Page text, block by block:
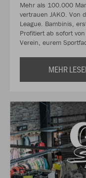
Mehr als 100.000
vertrauen JAKO. Von
League. Bambinis,
Profitiert ab sofort
Verein, eurem
MEHR